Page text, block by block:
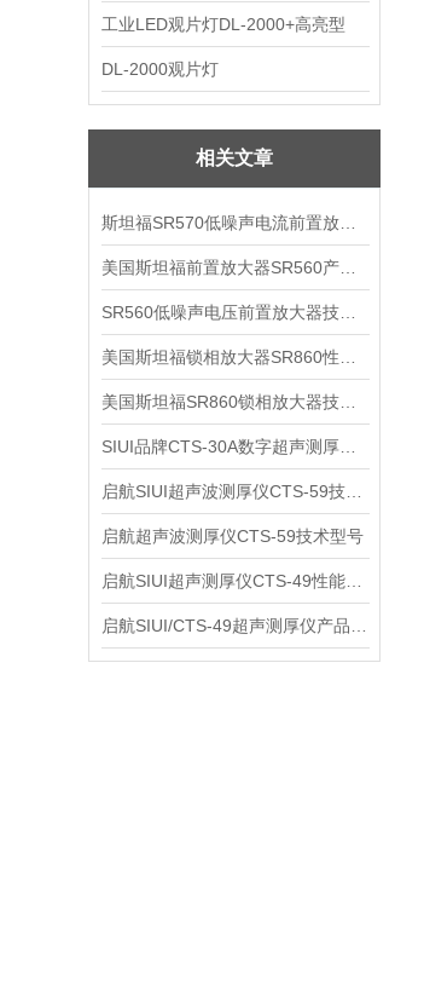
工业LED观片灯DL-2000+高亮型
DL-2000观片灯
相关文章
启航超声波测厚仪CTS-59技术型号